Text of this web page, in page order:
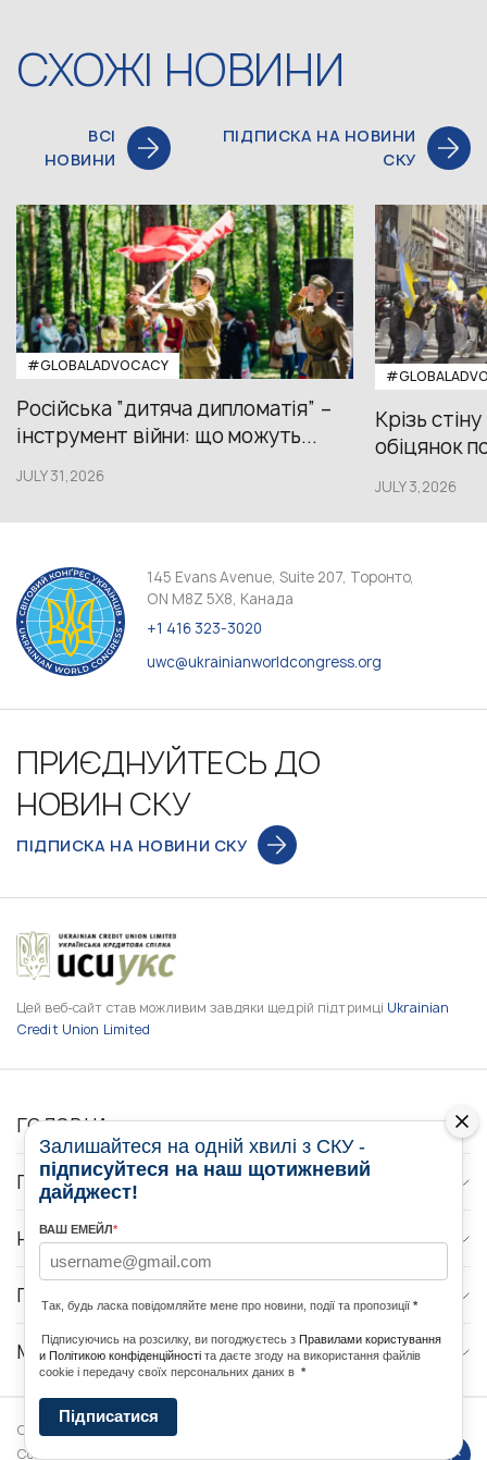
СХОЖІ НОВИНИ
ВСІ
НОВИНИ
ПІДПИСКА НА НОВИНИ
СКУ
#GLOBALADVOCACY
Російська “дитяча дипломатія” –
інструмент війни: що можуть...
JULY 31,2026
Крізь
обіцянок
JULY 3,2026
145 Evans Avenue, Suite 207, Торонто,
ON M8Z 5X8, Канада
+1 416 323-3020
uwc@ukrainianworldcongress.org
ПРИЄДНУЙТЕСЬ ДО
НОВИН СКУ
ПІДПИСКА НА НОВИНИ СКУ
Цей веб-сайт став можливим завдяки щедрій підтримці Ukrainian
Credit Union Limited
ГОЛОВНА
ПРО НАС
НОВИНИ
ПРОГРАМИ
МЕДІА КОНТАКТИ
Copyright © 2026 Ukrainian World
Congress. Powered by
Залишайтеся на одній хвилі з СКУ -
підписуйтеся на наш щотижневий
дайджест!
ВАШ ЕМЕЙЛ*
Так, будь ласка повідомляйте мене про новини, події та пропозиції *
Підписуючись на розсилку, ви погоджуєтесь з Правилами користування
и Політикою конфіденційності та даєте згоду на використання файлів
cookie і передачу своїх персональних даних в *
Підписатися